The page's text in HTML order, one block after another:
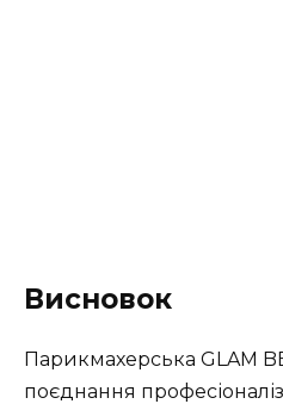
Висновок
Парикмахерська GLAM
поєднання